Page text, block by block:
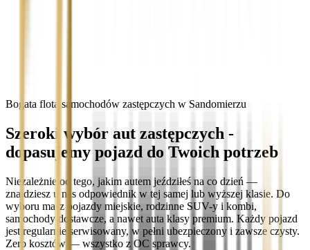
Bogata flota samochodów zastępczych w Sandomierzu
Szeroki wybór aut zastępczych -
dopasujemy pojazd do Twoich potrzeb
Niezależnie od tego, jakim autem jeździłeś na co dzień —
znajdziesz u nas odpowiednik w tej samej lub wyższej klasie. Do
wyboru masz pojazdy miejskie, rodzinne SUV-y i kombi,
samochody dostawcze, a nawet auta klasy premium. Każdy pojazd
jest regularnie serwisowany, w pełni ubezpieczony i zawsze czysty.
Zero kosztów — wszystko z OC sprawcy.